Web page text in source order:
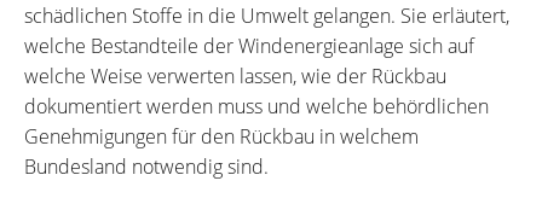
schädlichen Stoffe in die Umwelt gelangen. Sie erläutert,
welche Bestandteile der Windenergieanlage sich auf
welche Weise verwerten lassen, wie der Rückbau
dokumentiert werden muss und welche behördlichen
Genehmigungen für den Rückbau in welchem
Bundesland notwendig sind.